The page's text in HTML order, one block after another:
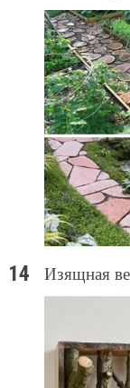
Изящная